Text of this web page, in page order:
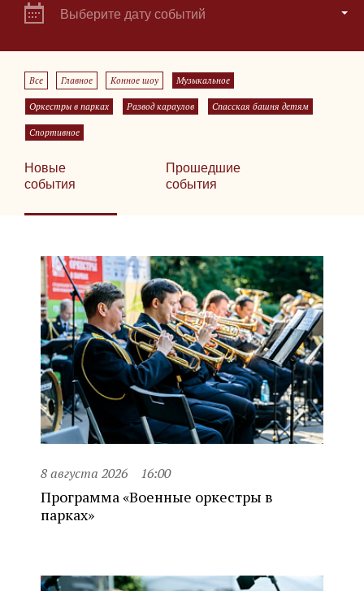
Выберите дату событий
Все Главное Конное шоу Музыкальное
Оркестры в парках Развод караулов Спасская башня детям
Спортивное
Новые
события
Прошедшие
события
8 августа 2026 16:00
Программа «Военные оркестры в
парках»